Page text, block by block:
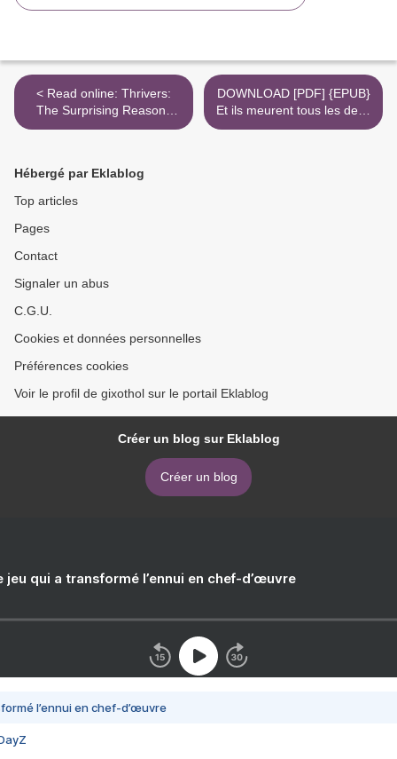
< Read online: Thrivers:
The Surprising Reasons
Why Some Kids Struggle
DOWNLOAD [PDF] {EPUB}
Et ils meurent tous les deux
à la fin >
Hébergé par Eklablog
Top articles
Pages
Contact
Signaler un abus
C.G.U.
Cookies et données personnelles
Préférences cookies
Voir le profil de gixothol sur le portail Eklablog
Créer un blog sur Eklablog
Créer un blog
jeu qui a transformé l’ennui en chef-d’œuvre
l’ennui en chef-d’œuvre